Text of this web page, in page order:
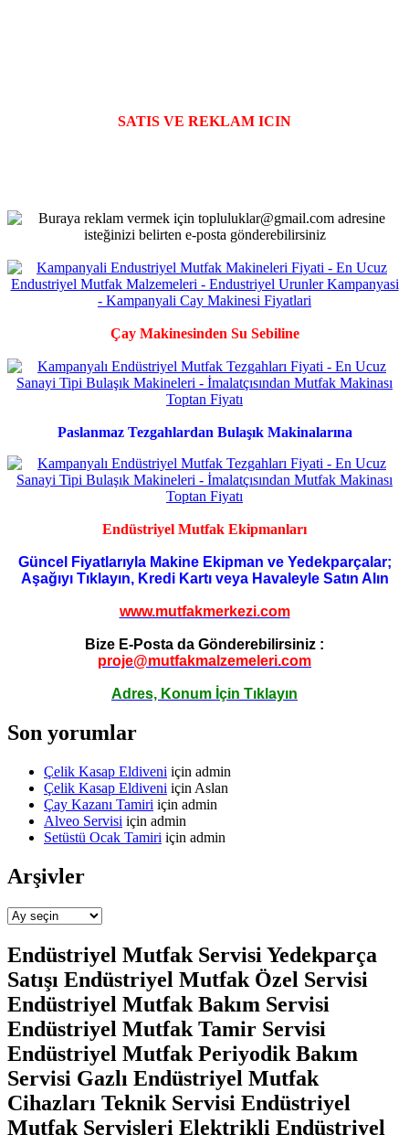
SATIS VE REKLAM ICIN
Çay Makinesinden Su Sebiline
Paslanmaz Tezgahlardan Bulaşık Makinalarına
Endüstriyel Mutfak Ekipmanları
Güncel Fiyatlarıyla Makine Ekipman ve Yedekparçalar;
Aşağıyı Tıklayın, Kredi Kartı veya Havaleyle Satın Alın
www.mutfakmerkezi.com
Bize E-Posta da Gönderebilirsiniz :
proje@mutfakmalzemeleri.com
Adres, Konum İçin Tıklayın
Son yorumlar
Çelik Kasap Eldiveni için admin
Çelik Kasap Eldiveni için Aslan
Çay Kazanı Tamiri için admin
Alveo Servisi için admin
Setüstü Ocak Tamiri için admin
Arşivler
Arşivler
Endüstriyel Mutfak Servisi Yedekparça
Satışı Endüstriyel Mutfak Özel Servisi
Endüstriyel Mutfak Bakım Servisi
Endüstriyel Mutfak Tamir Servisi
Endüstriyel Mutfak Periyodik Bakım
Servisi Gazlı Endüstriyel Mutfak
Cihazları Teknik Servisi Endüstriyel
Mutfak Servisleri Elektrikli Endüstriyel